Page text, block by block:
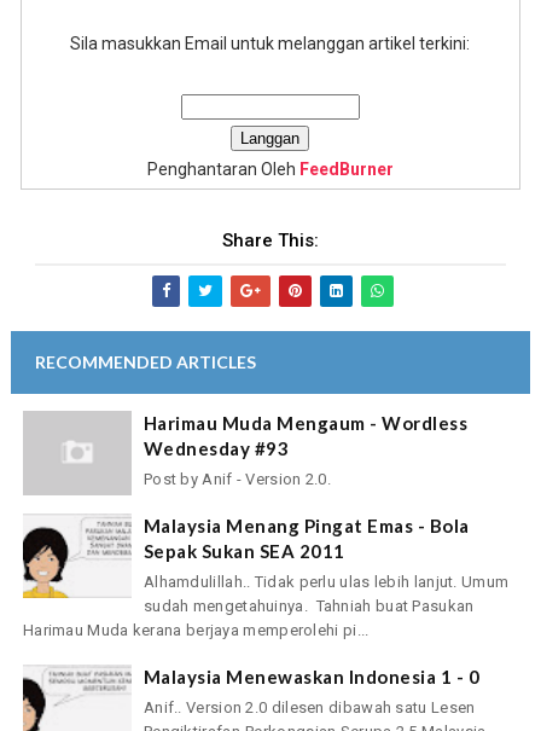
Sila masukkan Email untuk melanggan artikel terkini:
Penghantaran Oleh FeedBurner
Share This:
RECOMMENDED ARTICLES
Harimau Muda Mengaum - Wordless
Wednesday #93
Post by Anif - Version 2.0.
Malaysia Menang Pingat Emas - Bola
Sepak Sukan SEA 2011
Alhamdulillah.. Tidak perlu ulas lebih lanjut. Umum
sudah mengetahuinya. Tahniah buat Pasukan
Harimau Muda kerana berjaya memperolehi pi...
Malaysia Menewaskan Indonesia 1 - 0
Anif.. Version 2.0 dilesen dibawah satu Lesen